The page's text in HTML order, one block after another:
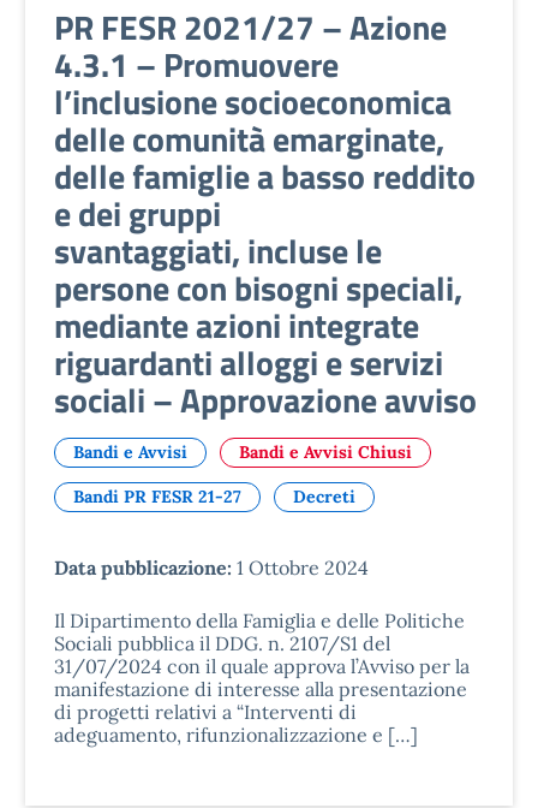
PR FESR 2021/27 – Azione
4.3.1 – Promuovere
l’inclusione socioeconomica
delle comunità emarginate,
delle famiglie a basso reddito
e dei gruppi
svantaggiati, incluse le
persone con bisogni speciali,
mediante azioni integrate
riguardanti alloggi e servizi
sociali – Approvazione avviso
Bandi e Avvisi Bandi e Avvisi Chiusi
Bandi PR FESR 21-27 Decreti
Data pubblicazione: 1 Ottobre 2024
Il Dipartimento della Famiglia e delle Politiche
Sociali pubblica il DDG. n. 2107/S1 del
31/07/2024 con il quale approva l’Avviso per la
manifestazione di interesse alla presentazione
di progetti relativi a “Interventi di
adeguamento, rifunzionalizzazione e […]